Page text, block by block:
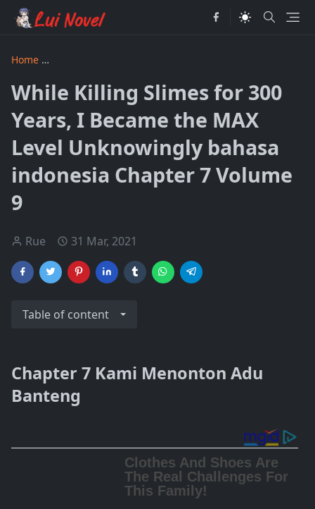
Home
While Killing Slimes for 300
Years, I Became the MAX
Level Unknowingly bahasa
indonesia Chapter 7 Volume
9
Rue 31 Mar, 2021
Table of content
Chapter 7 Kami Menonton Adu
Banteng